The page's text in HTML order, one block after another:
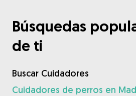
Búsquedas
de ti
Buscar Cuidadores
Cuidadores de perros en